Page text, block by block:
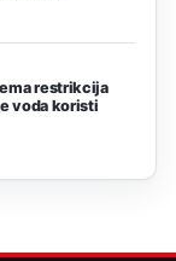
restrikcija
voda koristi